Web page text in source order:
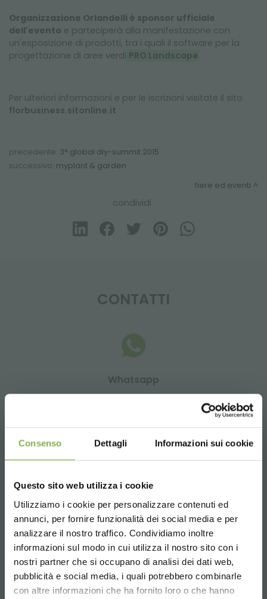
Consenso Dettagli Informazioni sui cookie
Questo sito web utilizza i cookie
Utilizziamo i cookie per personalizzare contenuti ed
annunci, per fornire funzionalità dei social media e per
analizzare il nostro traffico. Condividiamo inoltre
informazioni sul modo in cui utilizza il nostro sito con i
nostri partner che si occupano di analisi dei dati web,
pubblicità e social media, i quali potrebbero combinarle
con altre informazioni che ha fornito loro o che hanno
Organizzazione Orlandelli è sponsor ufficiale
dell'evento e parteciperà alla manifestazione con
un'esposizione di prodotti, tra i quali il software per la
progettazione di aree verdi PRO Landscape.
Per ulteriori informazioni e per le iscrizioni visitate il sito
florbusiness.sitonline.it
precedente: 3° global diy-summit 2015
successivo: myplant & garden
fiere ed eventi
condividi
Choose the country you are in and your
CONTATTI
Whatsapp
Richiedi informazioni
Richiedi informazioni
info@orlandelli.it
REGISTRATI E RISPARMIA
SUBITO!
Crea un account e ottieni subito
vantaggi esclusivi: